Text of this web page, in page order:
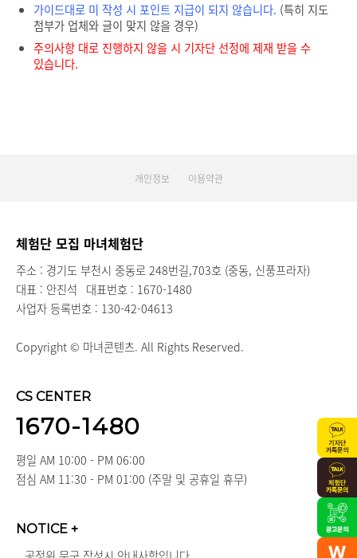
가이드대로 미 작성 시 포인트 지급이 되지 않습니다. (특히 지도
첨부가 업체와 글이 맞지 않을 경우)
주의사항 대로 진행하지 않을 시 기자단 선정에 제재 받을 수
있습니다.
개인정보 이용약관
체험단 모집 마녀체험단
주소 : 경기도 부천시 중동로 248번길,703호 (중동, 신풍프라자)
대표 : 안진석 대표번호 : 1670-1480
사업자 등록번호 : 130-42-04613
Copyright © 마녀콘텐츠. All Rights Reserved.
CS CENTER
1670-1480
평일 AM 10:00 - PM 06:00
점심 AM 11:30 - PM 01:00 (주말 및 공휴일 휴무)
NOTICE +